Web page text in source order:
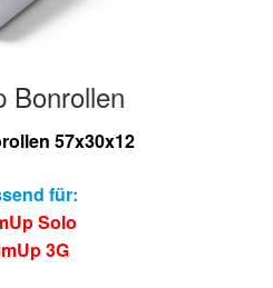
Bonrollen
57x30x12
für:
Solo
3G